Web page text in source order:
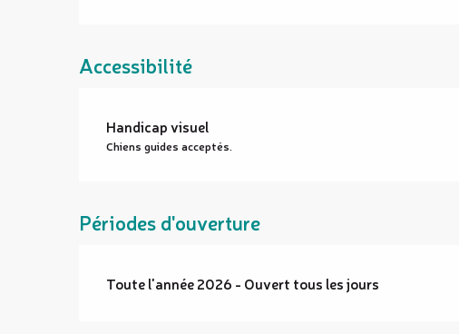
Accessibilité
Handicap visuel
Chiens guides acceptés.
Périodes d'ouverture
Toute l'année 2026 - Ouvert tous les jours